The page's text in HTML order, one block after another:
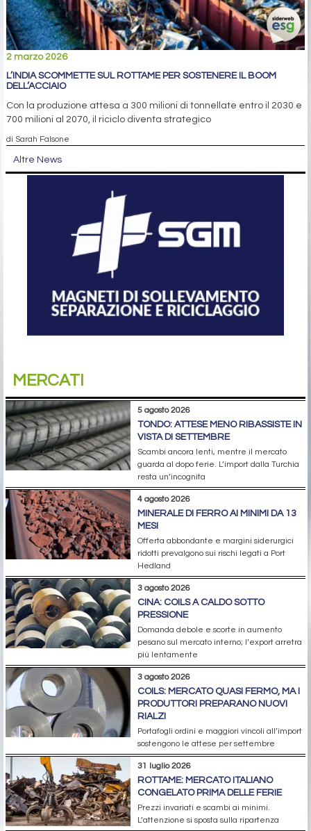
2 marzo 2026
L’INDIA SCOMMETTE SUL ROTTAME PER SOSTENERE IL BOOM
DELL’ACCIAIO
Con la produzione attesa a 300 milioni di tonnellate entro il 2030 e
700 milioni al 2070, il riciclo diventa strategico
di Sarah Falsone
Altre News
MERCATI
5 agosto 2026
TONDO: ATTESE MENO RIBASSISTE IN
VISTA DI SETTEMBRE
Scambi ancora lenti, mentre il mercato
guarda al dopo ferie. L’import dalla Turchia
resta un’incognita
4 agosto 2026
MINERALE DI FERRO AI MINIMI DA 13
MESI
Offerta abbondante e margini siderurgici
ridotti prevalgono sui rischi legati a Port
Hedland
3 agosto 2026
CINA: COILS A CALDO SOTTO
PRESSIONE
Domanda debole e scorte in aumento
pesano sul mercato interno; l’export arretra
più lentamente
3 agosto 2026
COILS: MERCATO QUASI FERMO, MA I
PRODUTTORI PREPARANO NUOVI
RIALZI
Portafogli ordini e maggiori vincoli all’import
sostengono le attese per settembre
31 luglio 2026
ROTTAME: MERCATO ITALIANO
CONGELATO PRIMA DELLE FERIE
Prezzi invariati e scambi ai minimi.
L’attenzione si sposta sulla ripartenza